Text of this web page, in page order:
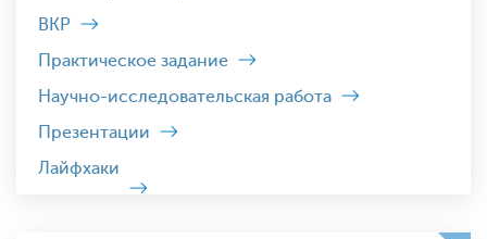
ВКР
Практическое задание
Научно-исследовательская работа
Презентации
Лайфхаки